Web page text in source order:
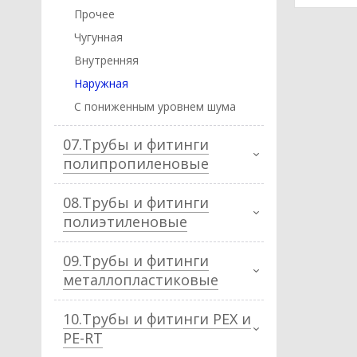
Прочее
Чугунная
Внутренняя
Наружная
С пониженным уровнем шума
07.Трубы и фитинги
полипропиленовые
08.Трубы и фитинги
полиэтиленовые
09.Трубы и фитинги
металлопластиковые
10.Трубы и фитинги PEX и
PE-RT